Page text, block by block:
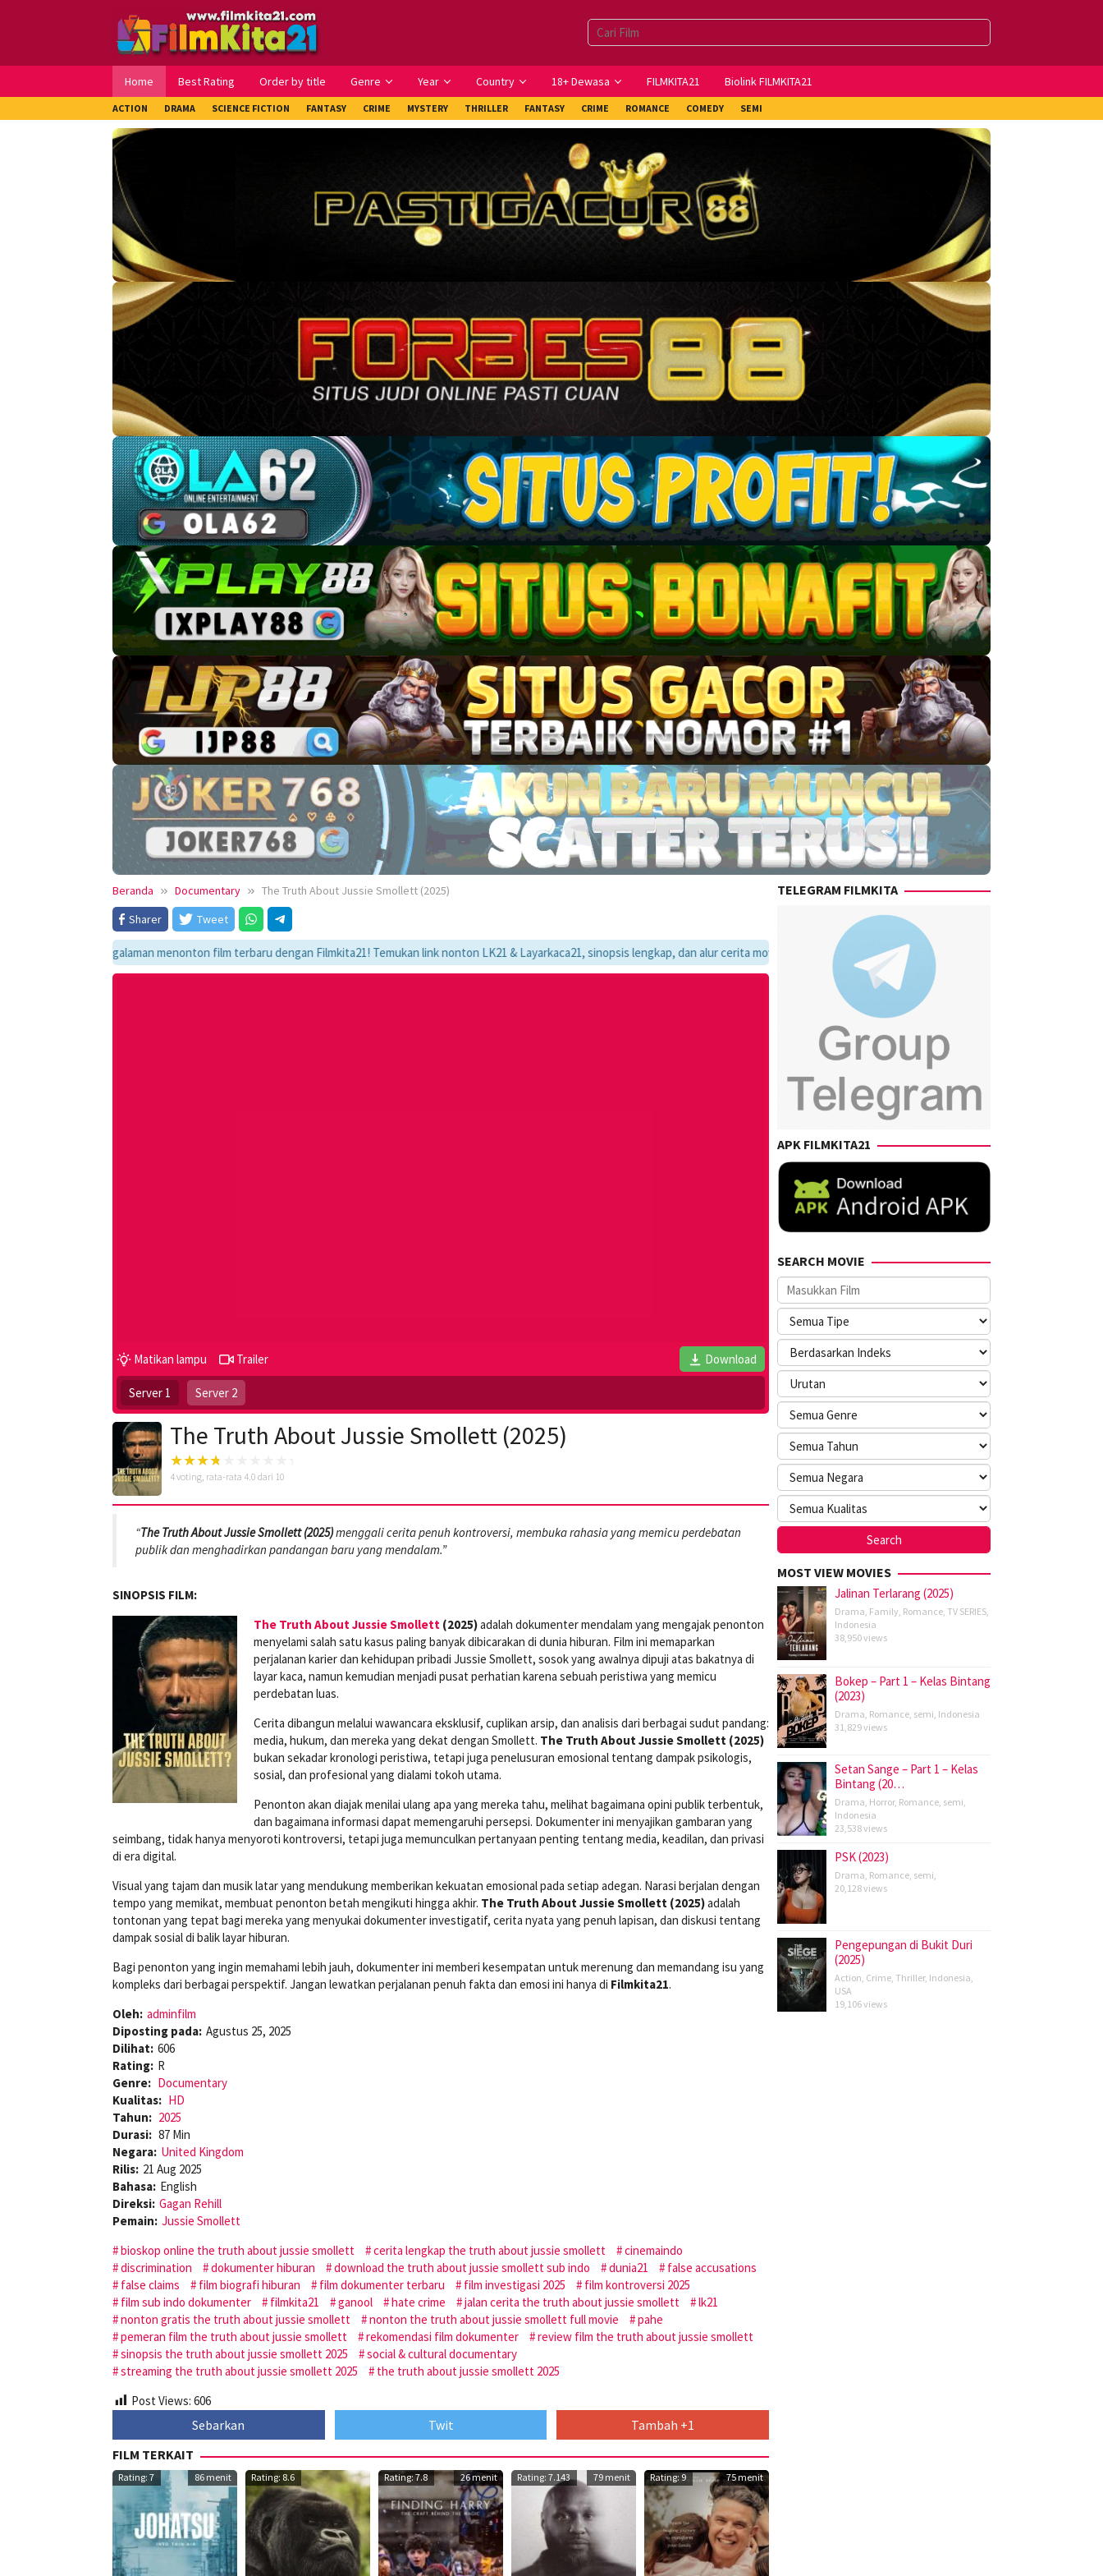
Home Best Rating Order by title Genre Year Country 18+ Dewasa FILMKITA21 Biolink FILMKITA21
ACTION DRAMA SCIENCE FICTION FANTASY CRIME MYSTERY THRILLER FANTASY CRIME ROMANCE COMEDY SEMI
Beranda Documentary
The Truth About Jussie Smollett (2025)
Sharer
Tweet
pengalaman menonton film terbaru dengan Filmkita21! Temukan link nonton LK21 & Layarkaca21, sinopsis lengkap, dan alur cerita movie favoritmu dalam satu tempat yang praktis dan update setiap hari.
Matikan lampu Trailer Download
Server 1 Server 2
The Truth About Jussie Smollett (2025)
4voting, rata-rata 4.0 dari 10
“The Truth About Jussie Smollett (2025)menggali cerita penuh kontroversi, membuka rahasia yang memicu perdebatan
publik dan menghadirkan pandangan baru yang mendalam.”
SINOPSIS FILM:
The Truth About Jussie Smollett (2025)adalah dokumenter mendalam yang mengajak penonton
menyelami salah satu kasus paling banyak dibicarakan di dunia hiburan. Film ini memaparkan
perjalanan karier dan kehidupan pribadi Jussie Smollett, sosok yang awalnya dipuji atas bakatnya di
layar kaca, namun kemudian menjadi pusat perhatian karena sebuah peristiwa yang memicu
perdebatan luas.
Cerita dibangun melalui wawancara eksklusif, cuplikan arsip, dan analisis dari berbagai sudut pandang:
media, hukum, dan mereka yang dekat dengan Smollett. The Truth About Jussie Smollett (2025)
bukan sekadar kronologi peristiwa, tetapi juga penelusuran emosional tentang dampak psikologis,
sosial, dan profesional yang dialami tokoh utama.
Penonton akan diajak menilai ulang apa yang mereka tahu, melihat bagaimana opini publik terbentuk,
dan bagaimana informasi dapat memengaruhi persepsi. Dokumenter ini menyajikan gambaran yang
seimbang, tidak hanya menyoroti kontroversi, tetapi juga memunculkan pertanyaan penting tentang media, keadilan, dan privasi
di era digital.
Visual yang tajam dan musik latar yang mendukung memberikan kekuatan emosional pada setiap adegan. Narasi berjalan dengan
tempo yang memikat, membuat penonton betah mengikuti hingga akhir. The Truth About Jussie Smollett (2025)adalah
tontonan yang tepat bagi mereka yang menyukai dokumenter investigatif, cerita nyata yang penuh lapisan, dan diskusi tentang
dampak sosial di balik layar hiburan.
Bagi penonton yang ingin memahami lebih jauh, dokumenter ini memberi kesempatan untuk merenung dan memandang isu yang
kompleks dari berbagai perspektif. Jangan lewatkan perjalanan penuh fakta dan emosi ini hanya di Filmkita21.
Oleh: adminfilm
Diposting pada: Agustus 25, 2025
Dilihat: 606
Rating: R
Genre: Documentary
Kualitas: HD
Tahun: 2025
Durasi: 87 Min
Negara: United Kingdom
Rilis: 21 Aug 2025
Bahasa: English
Direksi: Gagan Rehill
Pemain: Jussie Smollett
bioskop online the truth about jussie smollett
cerita lengkap the truth about jussie smollett
cinemaindo
discrimination
dokumenter hiburan download the truth about jussie smollett sub indo dunia21
false accusations
false claims
film biografi hiburan film dokumenter terbaru film investigasi 2025
film kontroversi 2025
film sub indo dokumenter
filmkita21 ganool hate crime jalan cerita the truth about jussie smollett
lk21
nonton gratis the truth about jussie smollett
nonton the truth about jussie smollett full movie
pahe
pemeran film the truth about jussie smollett
rekomendasi film dokumenter
review film the truth about jussie smollett
sinopsis the truth about jussie smollett 2025
social & cultural documentary
streaming the truth about jussie smollett 2025
the truth about jussie smollett 2025
Post Views: 606
Sebarkan Twit
Tambah +1
FILM TERKAIT
Rating: 7 86 menit Rating: 8.6 Rating: 7.8 26 menit Rating: 7.143 79 menit Rating: 9 75 menit
TELEGRAM FILMKITA
APK FILMKITA21
SEARCH MOVIE
MOST VIEW MOVIES
Jalinan Terlarang (2025)
Drama, Family, Romance, TV SERIES,
Indonesia
38,950 views
Bokep – Part 1 – Kelas Bintang
(2023)
Drama, Romance, semi, Indonesia
31,829 views
Setan Sange – Part 1 – Kelas
Bintang (20…
Drama, Horror, Romance, semi,
Indonesia
23,538 views
PSK (2023)
Drama, Romance, semi,
20,128 views
Pengepungan di Bukit Duri
(2025)
Action, Crime, Thriller, Indonesia,
USA
19,106 views